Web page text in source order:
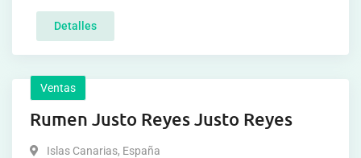
Detalles
Ventas
Rumen Justo Reyes Justo Reyes
Islas Canarias, España